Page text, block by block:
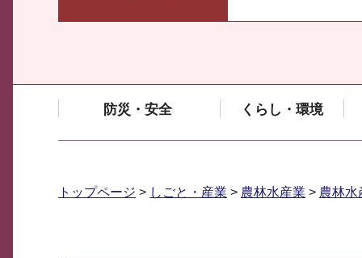
防災・安全 くらし・環境
トップページ > しごと・産業 > 農林水産業 > 農林水